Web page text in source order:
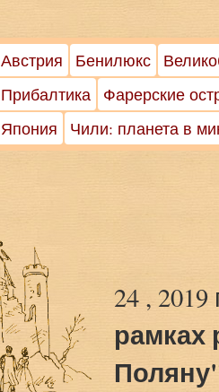
Австрия Бенилюкс
Прибалтика
Фарерские
Япония
Чили: планета в
24 ,
рамках